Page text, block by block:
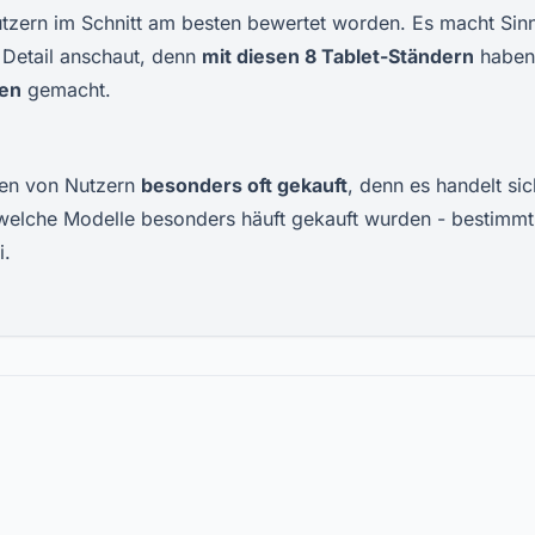
im Schnitt am besten bewertet worden. Es macht
anschaut, denn mit diesen 8 Tablet-Ständern haben
gemacht.
von Nutzern besonders oft gekauft, denn es handelt
Modelle besonders häuft gekauft wurden -